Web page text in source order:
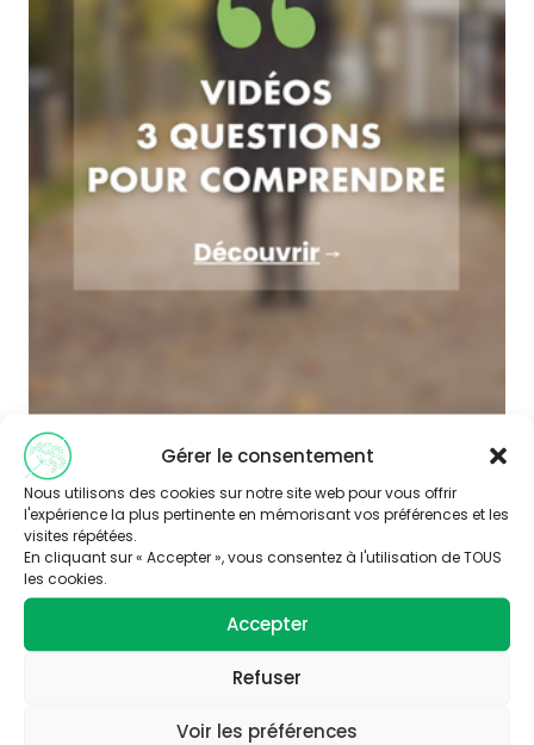
Gérer le consentement
Nous utilisons des cookies sur notre site web pour vous offrir
l'expérience la plus pertinente en mémorisant vos préférences et les
visites répétées.
En cliquant sur « Accepter », vous consentez à l'utilisation de TOUS
les cookies.
Accepter
Refuser
Voir les préférences
notre newsletter